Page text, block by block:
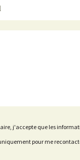
j'accepte que les
pour me